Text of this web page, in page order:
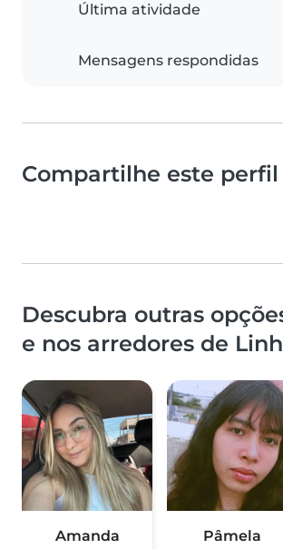
Última atividade
Mensagens respondidas
Compartilhe este perfil
Descubra outras
e nos arredores de
Amanda Pâmela